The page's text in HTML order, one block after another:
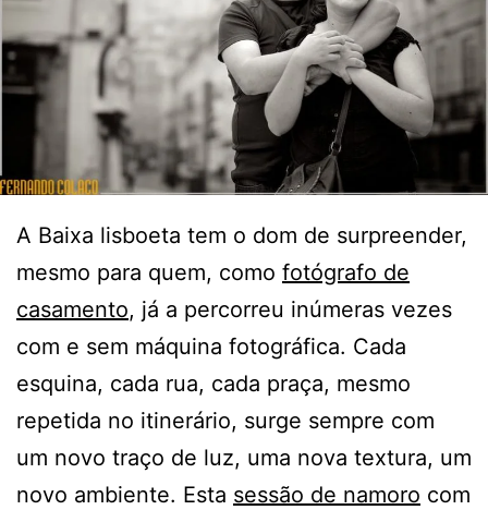
A Baixa lisboeta tem o dom de surpreender,
mesmo para quem, como fotógrafo de
casamento, já a percorreu inúmeras vezes
com e sem máquina fotográfica. Cada
esquina, cada rua, cada praça, mesmo
repetida no itinerário, surge sempre com
um novo traço de luz, uma nova textura, um
novo ambiente. Esta sessão de namoro com